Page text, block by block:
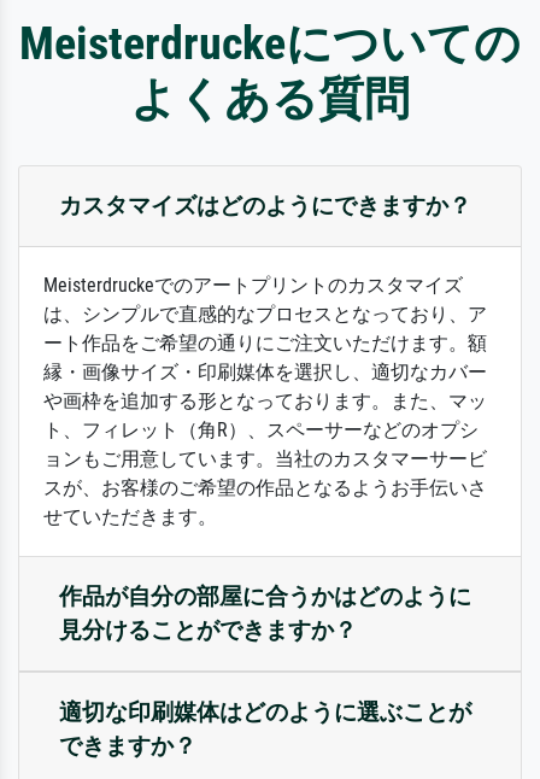
Meisterdruckeについての
よくある質問
カスタマイズはどのようにできますか？
Meisterdruckeでのアートプリントのカスタマイズ
は、シンプルで直感的なプロセスとなっており、ア
ート作品をご希望の通りにご注文いただけます。額
縁・画像サイズ・印刷媒体を選択し、適切なカバー
や画枠を追加する形となっております。また、マッ
ト、フィレット（角R）、スペーサーなどのオプシ
ョンもご用意しています。当社のカスタマーサービ
スが、お客様のご希望の作品となるようお手伝いさ
せていただきます。
作品が自分の部屋に合うかはどのように
見分けることができますか？
適切な印刷媒体はどのように選ぶことが
できますか？